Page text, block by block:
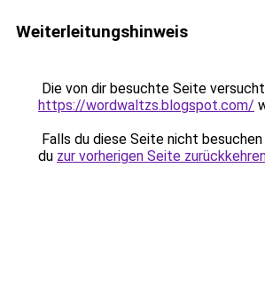
Weiterleitungshinweis
Die von dir besuchte Seite
https://wordwaltzs.blogspot.com/
Falls du diese Seite nicht
du zur vorherigen Seite